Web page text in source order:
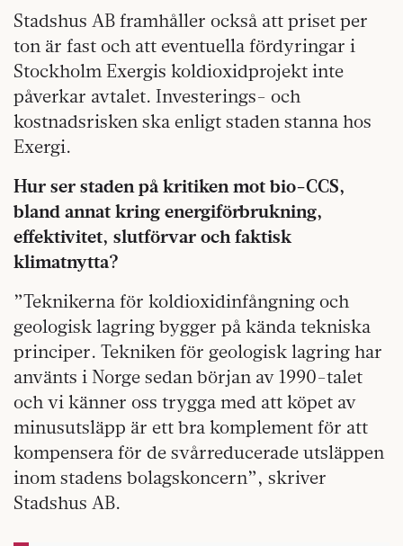
Stadshus AB framhåller också att priset per
ton är fast och att eventuella fördyringar i
Stockholm Exergis koldioxidprojekt inte
påverkar avtalet. Investerings- och
kostnadsrisken ska enligt staden stanna hos
Exergi.
Hur ser staden på kritiken mot bio-CCS,
bland annat kring energiförbrukning,
effektivitet, slutförvar och faktisk
klimatnytta?
”Teknikerna för koldioxidinfångning och
geologisk lagring bygger på kända tekniska
principer. Tekniken för geologisk lagring har
använts i Norge sedan början av 1990-talet
och vi känner oss trygga med att köpet av
minusutsläpp är ett bra komplement för att
kompensera för de svårreducerade utsläppen
inom stadens bolagskoncern”, skriver
Stadshus AB.